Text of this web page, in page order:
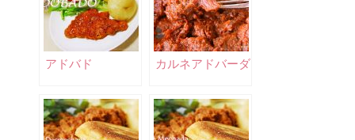
アドバド カルネアドバーダ